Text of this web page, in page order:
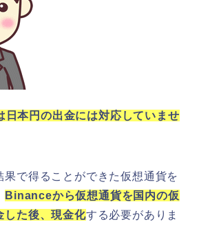
本円の出金には対応していませ
果で得ることができた仮想通貨を
Binanceから仮想通貨を国内の仮
した後、現金化する必要がありま